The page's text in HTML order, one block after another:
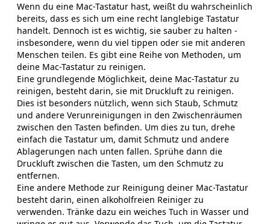
Wenn du eine Mac-Tastatur hast, weißt du wahrscheinlich
bereits, dass es sich um eine recht langlebige Tastatur
handelt. Dennoch ist es wichtig, sie sauber zu halten -
insbesondere, wenn du viel tippen oder sie mit anderen
Menschen teilen. Es gibt eine Reihe von Methoden, um
deine Mac-Tastatur zu reinigen.
Eine grundlegende Möglichkeit, deine Mac-Tastatur zu
reinigen, besteht darin, sie mit Druckluft zu reinigen.
Dies ist besonders nützlich, wenn sich Staub, Schmutz
und andere Verunreinigungen in den Zwischenräumen
zwischen den Tasten befinden. Um dies zu tun, drehe
einfach die Tastatur um, damit Schmutz und andere
Ablagerungen nach unten fallen. Sprühe dann die
Druckluft zwischen die Tasten, um den Schmutz zu
entfernen.
Eine andere Methode zur Reinigung deiner Mac-Tastatur
besteht darin, einen alkoholfreien Reiniger zu
verwenden. Tränke dazu ein weiches Tuch in Wasser und